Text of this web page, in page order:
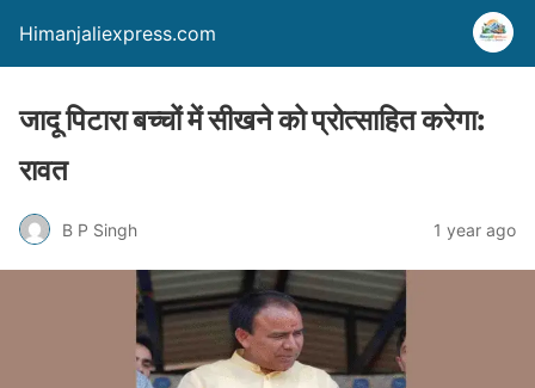
Himanjaliexpress.com
जादू पिटारा बच्चों में सीखने को प्रोत्साहित करेगा:
रावत
B P Singh 1 year ago